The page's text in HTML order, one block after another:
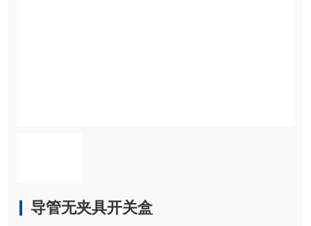
导管无夹具开关盒